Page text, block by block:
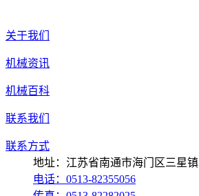
关于我们
机械资讯
机械百科
联系我们
联系方式
地址：江苏省南通市海门区三星镇
电话：0513-82355056